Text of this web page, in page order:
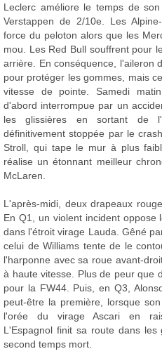
Leclerc améliore le temps de
Verstappen de 2/10e. Les
force du peloton alors que les
mou. Les Red Bull souffrent pour
arrière. En conséquence, l'aileron
pour protéger les gommes, mais
vitesse de pointe. Samedi
d'abord interrompue par un
les glissières en sortant de
définitivement stoppée par le
Stroll, qui tape le mur à plus
réalise un étonnant meilleur
McLaren.
L'après-midi, deux drapeaux
En Q1, un violent incident oppose
dans l'étroit virage Lauda. Gêné
celui de Williams tente de le
l'harponne avec sa roue avant-
à haute vitesse. Plus de peur que
pour la FW44. Puis, en Q3,
peut-être la première, lorsque
l'orée du virage Ascari en
L'Espagnol finit sa route dans les
second temps mort.